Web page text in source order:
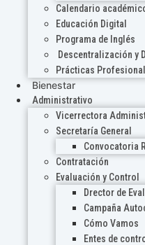
Calendario
Educación Digital
Programa de Inglés
Descentralización y
Prácticas
Bienestar
Administrativo
Vicerrectora
Secretaría General
Convocatoria
Contratación
Evaluación y Control
Drector de
Campaña
Cómo Vamos
Entes de